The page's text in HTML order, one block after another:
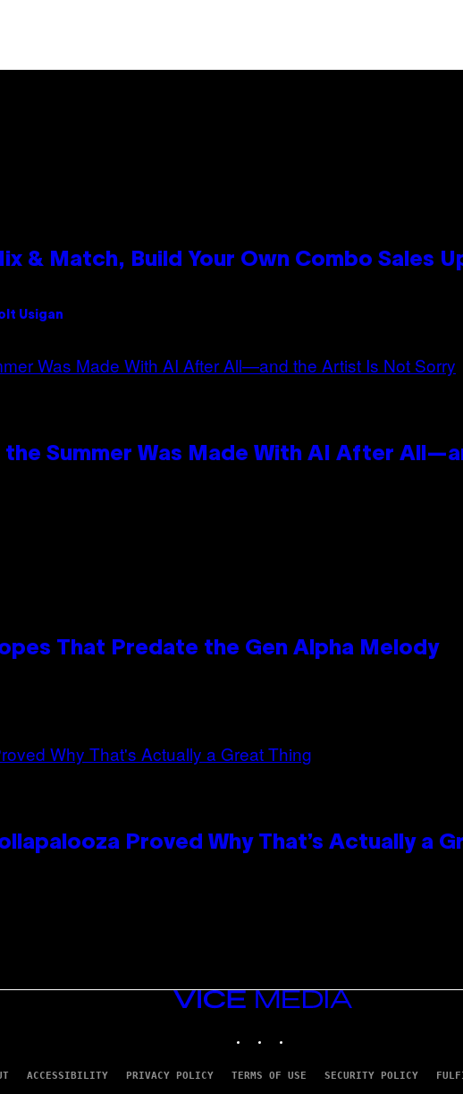
& Match, Build Your Own Combo Sales
Usigan
the Summer Was Made With AI After
That Predate the Gen Alpha Melody
Proved Why That’s Actually a
VICE
ACCESSIBILITY PRIVACY POLICY TERMS OF USE SECURITY POLICY